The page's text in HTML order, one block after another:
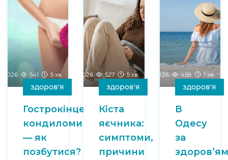
2026 541 5 хв.
здоров'я
Гострокінцеві
кондиломи
— як
позбутися?
22-04-2026 527 5 хв.
здоров'я
Кіста
яєчника:
симптоми,
причини
09-03-2026 458 1 хв.
здоров'я
В
Одесу
за
здоров’ям